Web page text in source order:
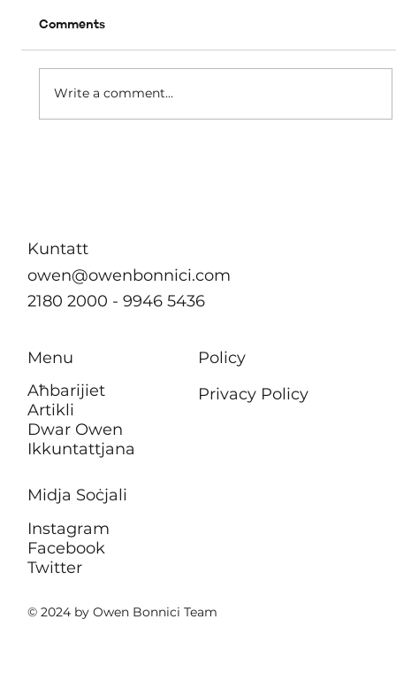
Comments
Write a comment...
© 2024 by Owen Bonnici Team
Kuntatt
owen@owenbonnici.com
2180 2000 - 9946 5436
Menu
Aħbarijiet
Artikli
Dwar Owen
Ikkuntattjana
Policy
Privacy Policy
Midja Soċjali
Instagram
Facebook
Twitter